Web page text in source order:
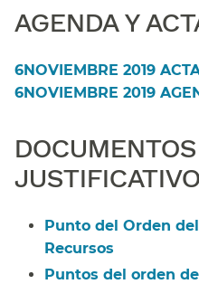
AGENDA Y
6NOVIEMBRE 2019
6NOVIEMBRE 2019
DOCUMENTOS
Punto del Orden
Recursos​​
Puntos del orden